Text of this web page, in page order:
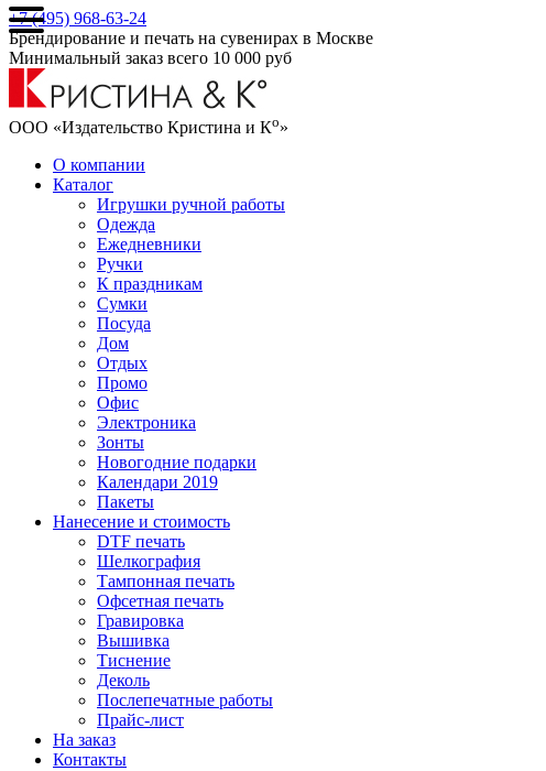
+7 (495) 968-63-24
Брендирование и печать на сувенирах в Москве
Минимальный заказ всего 10 000 руб
ООО «Издательство Кристина и Ко»
О компании
Каталог
Игрушки ручной работы
Одежда
Ежедневники
Ручки
К праздникам
Сумки
Посуда
Дом
Отдых
Промо
Офис
Электроника
Зонты
Новогодние подарки
Календари 2019
Пакеты
Нанесение и стоимость
DTF печать
Шелкография
Тампонная печать
Офсетная печать
Гравировка
Вышивка
Тиснение
Деколь
Послепечатные работы
Прайс-лист
На заказ
Контакты